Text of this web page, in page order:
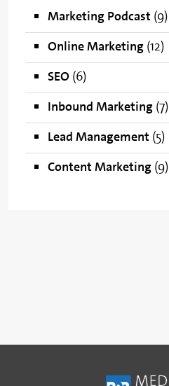
Marketing Podcast (9)
Online Marketing (12)
SEO (6)
Inbound Marketing (7)
Lead Management (5)
Content Marketing (9)